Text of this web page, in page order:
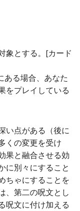
象とする。[カード
る場合、あなた
をプレイしている
い点がある（後に
くの変更を受け
果と融合させる効
に別々にすること
ちゃにすることを
、第二の呪文とし
呪文に付け加える